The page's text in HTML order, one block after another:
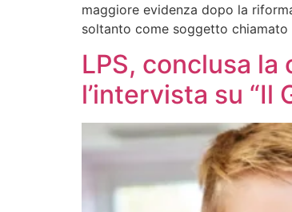
maggiore evidenza dopo la
soltanto come soggetto
LPS, conclusa
l’intervista su “Il